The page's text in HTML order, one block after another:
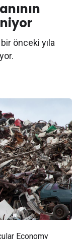
önceki yıla
Economy